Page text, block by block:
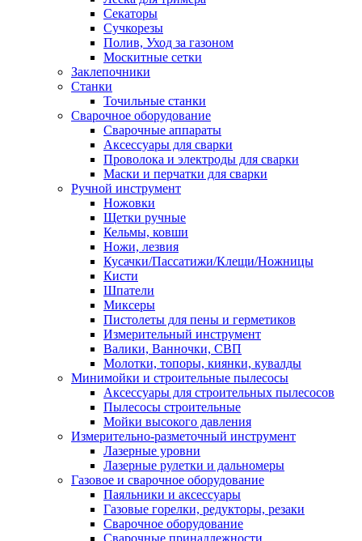
Секаторы
Сучкорезы
Полив, Уход за газоном
Москитные сетки
Заклепочники
Станки
Точильные станки
Сварочное оборудование
Сварочные аппараты
Аксессуары для сварки
Проволока и электроды для сварки
Маски и перчатки для сварки
Ручной инструмент
Ножовки
Щетки ручные
Кельмы, ковши
Ножи, лезвия
Кусачки/Пассатижи/Клещи/Ножницы
Кисти
Шпатели
Миксеры
Пистолеты для пены и герметиков
Измерительный инструмент
Валики, Ванночки, СВП
Молотки, топоры, киянки, кувалды
Минимойки и строительные пылесосы
Аксессуары для строительных пылесосов
Пылесосы строительные
Мойки высокого давления
Измерительно-разметочный инструмент
Лазерные уровни
Лазерные рулетки и дальномеры
Газовое и сварочное оборудование
Паяльники и аксессуары
Газовые горелки, редукторы, резаки
Сварочное оборудование
Сварочные принадлежности